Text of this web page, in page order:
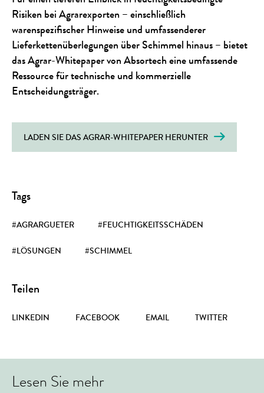
Risiken bei Agrarexporten – einschließlich
warenspezifischer Hinweise und umfassenderer
Lieferkettenüberlegungen über Schimmel hinaus – bietet
das Agrar-Whitepaper von Absortech eine umfassende
Ressource für technische und kommerzielle
Entscheidungsträger.
LADEN SIE DAS AGRAR-WHITEPAPER HERUNTER
Tags
#AGRARGUETER #FEUCHTIGKEITSSCHÄDEN
#LÖSUNGEN #SCHIMMEL
Teilen
LINKEDIN FACEBOOK EMAIL TWITTER
Lesen Sie mehr